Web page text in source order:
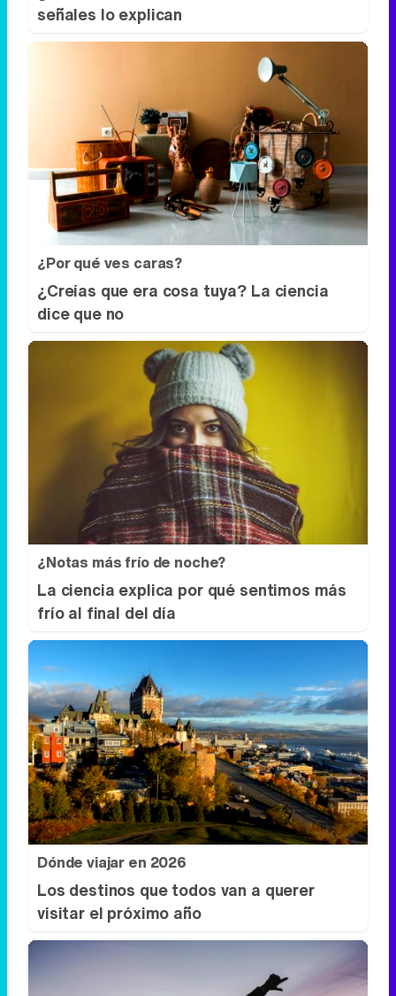
señales lo explican
¿Por qué ves caras?
¿Creías que era cosa tuya? La ciencia
dice que no
¿Notas más frío de noche?
La ciencia explica por qué sentimos más
frío al final del día
Dónde viajar en 2026
Los destinos que todos van a querer
visitar el próximo año